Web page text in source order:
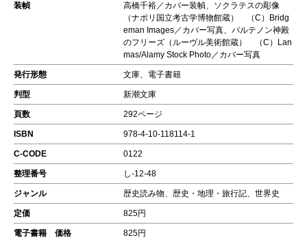
装幀
高橋千裕／カバー装幀、ソクラテスの彫像
（ナポリ国立考古学博物館蔵） （C）Bridg
eman Images／カバー写真、パルテノン神殿
のフリーズ（ルーヴル美術館蔵） （C）Lan
mas/Alamy Stock Photo／カバー写真
発行形態 文庫、電子書籍
判型 新潮文庫
頁数 292ページ
ISBN 978-4-10-118114-1
C-CODE 0122
整理番号 し-12-48
ジャンル 歴史読み物、歴史・地理・旅行記、世界史
定価 825円
電子書籍 価格 825円